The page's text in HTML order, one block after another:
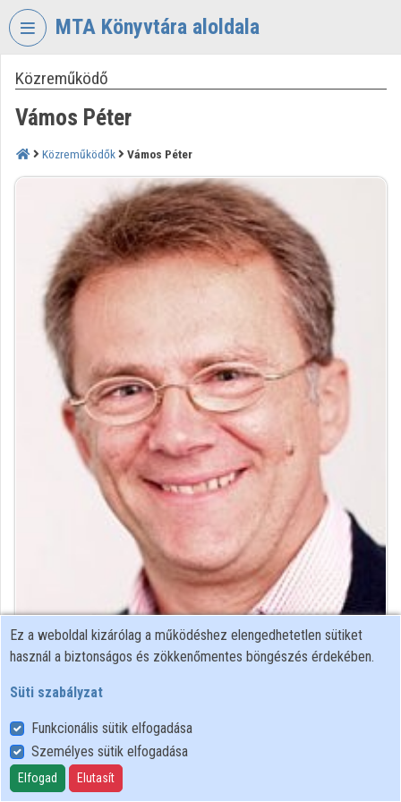
Fejléc kihagyása
MTA Könyvtára aloldala
VIDEOTORIUM
MAGYAR
TUDOMÁNYOS
Intézményi kezdőlap
Bejelentkezés
Intézményi felfedezés
Kategóriák
Intézményi listák
Intézmények
Közreműködők
Közreműködő
Vámos Péter
Közreműködők Vámos Péter
Közreműködő felvételei
Névjegyek
Felhasználói szabályzat
Adatkezelési tájékoztató
Süti szabályzat
Ez a weboldal kizárólag a működéshez elengedhetetlen sütiket
használ a biztonságos és zökkenőmentes böngészés érdekében.
Süti szabályzat
Funkcionális sütik elfogadása
Személyes sütik elfogadása
Elfogad Elutasít